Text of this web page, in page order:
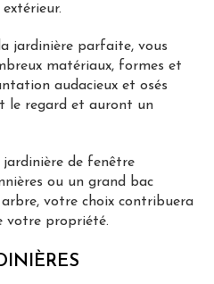
jardinière parfaite, vous
matériaux, formes et
audacieux et osés
le regard et auront un
jardinière de fenêtre
ou un grand bac
votre choix contribuera
votre propriété.